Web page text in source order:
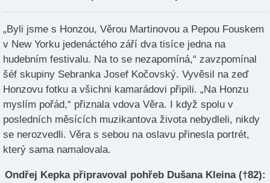
„Byli jsme s Honzou, Věrou Martinovou a Pepou Fouskem
v New Yorku jedenáctého září dva tisíce jedna na
hudebním festivalu. Na to se nezapomíná,“ zavzpomínal
šéf skupiny Sebranka Josef Kočovský. Vyvěsil na zeď
Honzovu fotku a všichni kamarádovi připili. „Na Honzu
myslím pořád,“ přiznala vdova Věra. I když spolu v
posledních měsících muzikantova života nebydleli, nikdy
se nerozvedli. Věra s sebou na oslavu přinesla portrét,
který sama namalovala.
Ondřej Kepka připravoval pohřeb Dušana Kleina (†82):